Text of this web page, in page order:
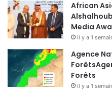
African
Media
il y a 1
Agence
Forêts
il y a 1